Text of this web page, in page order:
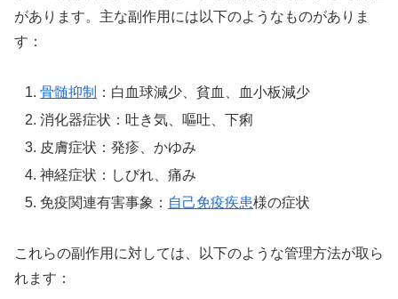
があります。主な副作用には以下のようなものがありま
す：
骨髄抑制
：白血球減少、貧血、血小板減少
消化器症状：吐き気、嘔吐、下痢
皮膚症状：発疹、かゆみ
神経症状：しびれ、痛み
免疫関連有害事象： 自己免疫疾患様の症状
これらの副作用に対しては、以下のような管理方法が取ら
れます：